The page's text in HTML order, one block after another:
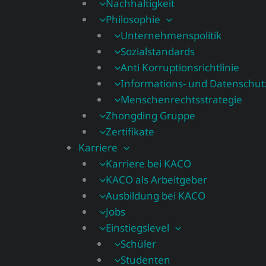
Nachhaltigkeit
Philosophie
Unternehmenspolitik
Sozialstandards
Anti Korruptionsrichtlinie
Informations- und
Menschenrechtsstrategie
Zhongding Gruppe
Zertifikate
Karriere
Karriere bei KACO
KACO als Arbeitgeber
Ausbildung bei KACO
Jobs
Einstiegslevel
Schüler
Studenten